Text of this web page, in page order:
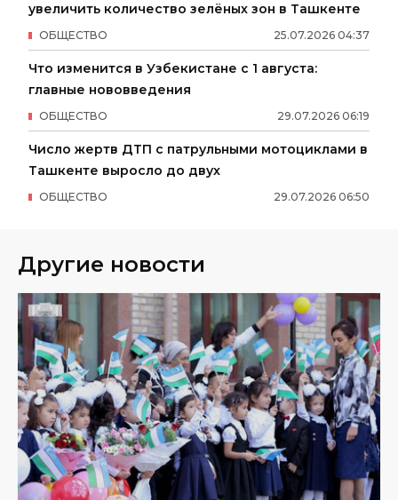
увеличить количество зелёных зон в Ташкенте
25.07.2026 04:37
ОБЩЕСТВО
Что изменится в Узбекистане с 1 августа:
главные нововведения
29.07.2026 06:19
ОБЩЕСТВО
Число жертв ДТП с патрульными мотоциклами в
Ташкенте выросло до двух
29.07.2026 06:50
ОБЩЕСТВО
Другие новости